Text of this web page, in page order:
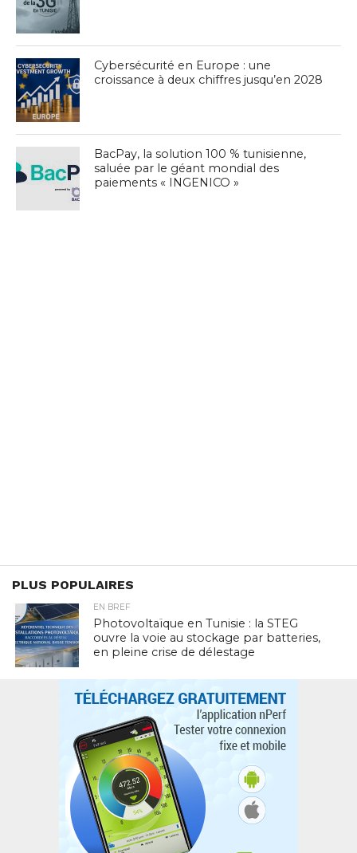
Cybersécurité en Europe : une
croissance à deux chiffres jusqu’en 2028
BacPay, la solution 100 % tunisienne,
saluée par le géant mondial des
paiements « INGENICO »
PLUS POPULAIRES
EN BREF
Photovoltaïque en Tunisie : la STEG
ouvre la voie au stockage par batteries,
en pleine crise de délestage